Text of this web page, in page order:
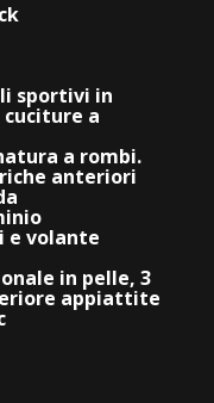
sportivi in
a
a rombi.
anteriori
e volante
in pelle, 3
appiattite